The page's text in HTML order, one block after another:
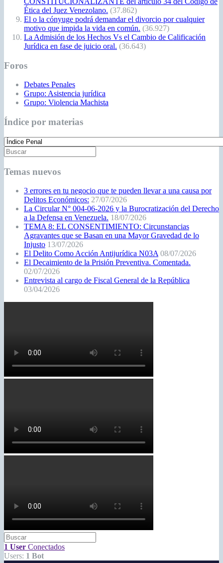
Ética del Juez Venezolano. (37.862)
El o la cónyuge podrá demandar el divorcio por cualquier
motivo que impida la vida en común. (36.927)
La Admisión de los Hechos Vs el Cambio de Calificación
Jurídica en fase de juicio oral. (36.643)
Foros
Debates Penales
Grupo: Asistencia jurídica
Grupo: Violencia Machista
Índice por materias
Temas nuevos
3 errores en tu negocio que te pueden llevar a una causa por
Delitos Económicos: 27/07/2026
La Circular N° 004-06-2026 y la Burocratización del Derecho
a la Defensa en Venezuela. 18/07/2026
TEMA 8: EL CONSENTIMIENTO: Circunstancias
Agravantes que se Basan en una Mayor Gravedad de lo
Injusto 13/07/2026
El Delito Como Acción Antijurídica N03A 08/07/2026
El Decaimiento de la Prisión Preventiva. Comentada.
02/07/2026
Entrevista al cargo de Fiscal General de la República
03/04/2026
1 User Conectados
Users: 1 Bot